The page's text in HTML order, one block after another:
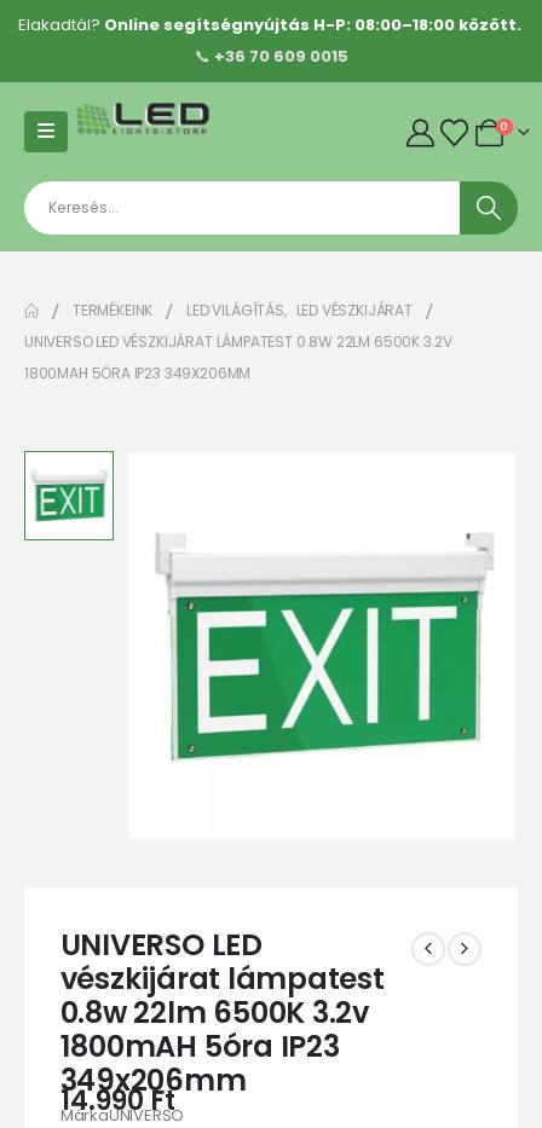
Elakadtál? Online segítségnyújtás H-P: 08:00–18:00 között.
📞 +36 70 609 0015
0
TERMÉKEINK LED VILÁGÍTÁS, LED VÉSZKIJÁRAT
UNIVERSO LED VÉSZKIJÁRAT LÁMPATEST 0.8W 22LM 6500K 3.2V
1800MAH 5ÓRA IP23 349X206MM
UNIVERSO LED
vészkijárat lámpatest
0.8w 22lm 6500K 3.2v
1800mAH 5óra IP23
349x206mm
14.990Ft
MárkaUNIVERSO